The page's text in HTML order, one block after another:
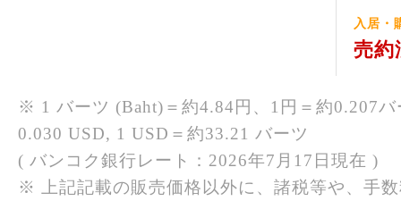
入居・
売約
※ 1 バーツ (Baht)＝約4.84円、1円＝約0.207
0.030 USD, 1 USD＝約33.21 バーツ
( バンコク銀行レート：2026年7月17日現在 )
※ 上記記載の販売価格以外に、諸税等や、手